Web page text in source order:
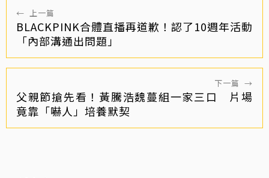
← 上一篇
BLACKPINK合體直播再道歉！認了10週年活動
「內部溝通出問題」
下一篇 →
父親節搶先看！黃騰浩魏蔓組一家三口 片場
竟靠「嚇人」培養默契